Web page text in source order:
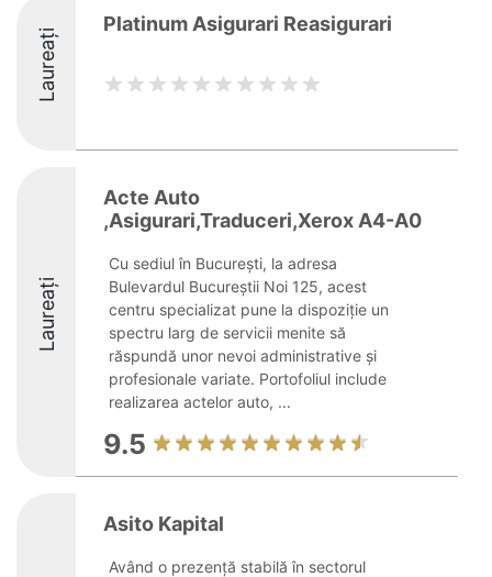
Laureați
Platinum Asigurari Reasigurari
Laureați
Acte Auto
,Asigurari,Traduceri,Xerox A4-A0
Cu sediul în București, la adresa
Bulevardul Bucureștii Noi 125, acest
centru specializat pune la dispoziție un
spectru larg de servicii menite să
răspundă unor nevoi administrative și
profesionale variate. Portofoliul include
realizarea actelor auto, ...
9.5
Asito Kapital
Având o prezență stabilă în sectorul